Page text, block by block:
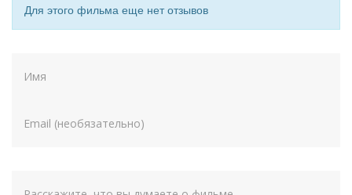
Для этого фильма еще нет отзывов